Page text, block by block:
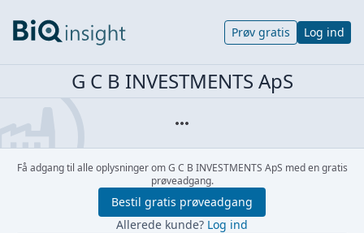
Prøv gratis Log ind
G C B INVESTMENTS ApS
Få adgang til alle oplysninger om G C B INVESTMENTS ApS med en gratis
prøveadgang.
Bestil gratis prøveadgang
Allerede kunde? Log ind